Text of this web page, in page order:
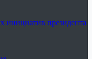
инициатив президента